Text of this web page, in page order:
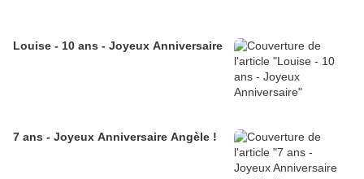
Louise - 10 ans - Joyeux Anniversaire
7 ans - Joyeux Anniversaire Angèle !